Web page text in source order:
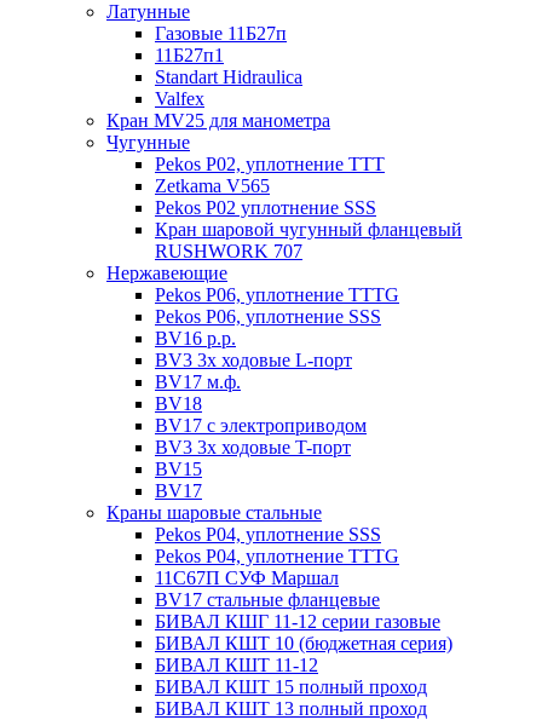
Латунные
Газовые 11Б27п
11Б27п1
Standart Hidraulica
Valfex
Кран MV25 для манометра
Чугунные
Pekos P02, уплотнение ТТТ
Zetkama V565
Pekos P02 уплотнение SSS
Кран шаровой чугунный фланцевый
RUSHWORK 707
Нержавеющие
Pekos P06, уплотнение ТТТG
Pekos P06, уплотнение SSS
BV16 р.р.
BV3 3х ходовые L-порт
BV17 м.ф.
BV18
BV17 с электроприводом
BV3 3х ходовые T-порт
BV15
BV17
Краны шаровые стальные
Pekos P04, уплотнение SSS
Pekos P04, уплотнение ТТТG
11С67П СУФ Маршал
BV17 стальные фланцевые
БИВАЛ КШГ 11-12 серии газовые
БИВАЛ КШТ 10 (бюджетная серия)
БИВАЛ КШТ 11-12
БИВАЛ КШТ 15 полный проход
БИВАЛ КШТ 13 полный проход